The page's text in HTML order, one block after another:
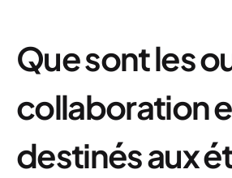
Que sont les
collaboration
destinés aux